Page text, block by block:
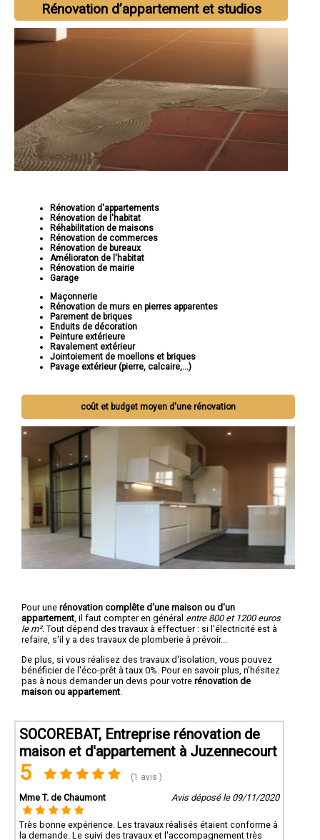
Rénovation d’appartement et studios
Rénovation d'appartements
Rénovation de l'habitat
Réhabilitation de maisons
Rénovation de commerces
Rénovation de bureaux
Amélioraton de l'habitat
Rénovation de mairie
Garage
Maçonnerie
Rénovation de murs en pierres apparentes
Parement de briques
Enduits de décoration
Peinture extérieure
Ravalement extérieur
Jointoiement de moellons et briques
Pavage extérieur (pierre, calcaire,...)
coût et budget moyen d'une rénovation
Pour une rénovation complête d'une maison ou d'un
appartement , il faut compter en général entre 800 et 1200 euros
le m². Tout dépend des travaux à effectuer : si l'électricité est à
refaire, s'il y a des travaux de plomberie à prévoir...
De plus, si vous réalisez des travaux d'isolation, vous pouvez
bénéficier de l'éco-prêt à taux 0%. Pour en savoir plus, n'hésitez
pas à nous demander un devis pour votre rénovation de
maison ou appartement
SOCOREBAT, Entreprise rénovation de
maison et d'appartement à Juzennecourt
5 (1 avis )
Mme T. de Chaumont Avis déposé le 09/11/2020
Très bonne expérience. Les travaux réalisés étaient conforme à
la demande. Le suivi des travaux et l'accompagnement très